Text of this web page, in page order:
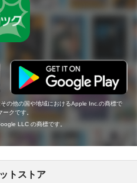
の他の国や地域におけるApple Inc.の商標で
クです。
LLC の商標です。
トストア